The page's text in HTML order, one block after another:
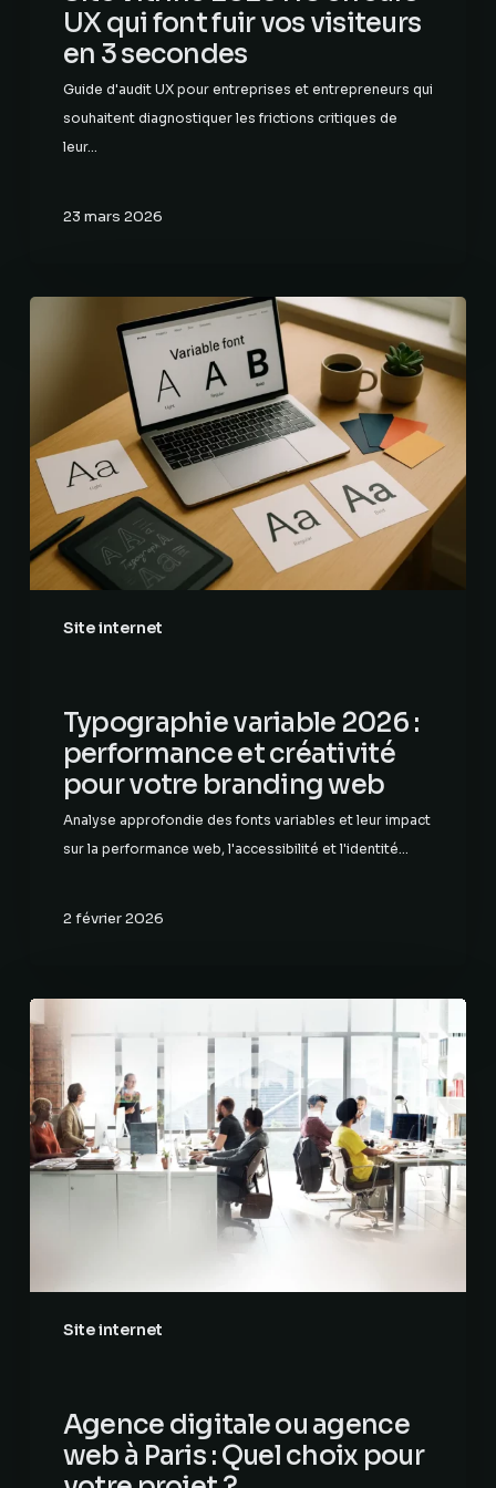
UX qui font fuir vos visiteurs
en 3 secondes
Guide d'audit UX pour entreprises et entrepreneurs qui
souhaitent diagnostiquer les frictions critiques de
leur…
23 mars 2026
Site internet
Typographie
performance
et
créativité
pour
votre
branding
web
Typographie variable 2026 :
performance et créativité
pour votre branding web
Analyse approfondie des fonts variables et leur impact
sur la performance web, l'accessibilité et l'identité…
2 février 2026
Site internet
digitale
ou
agence
web
à
Paris
pour
votre
Agence digitale ou agence
web à Paris : Quel choix pour